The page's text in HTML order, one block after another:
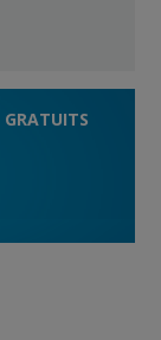
GRATUITS